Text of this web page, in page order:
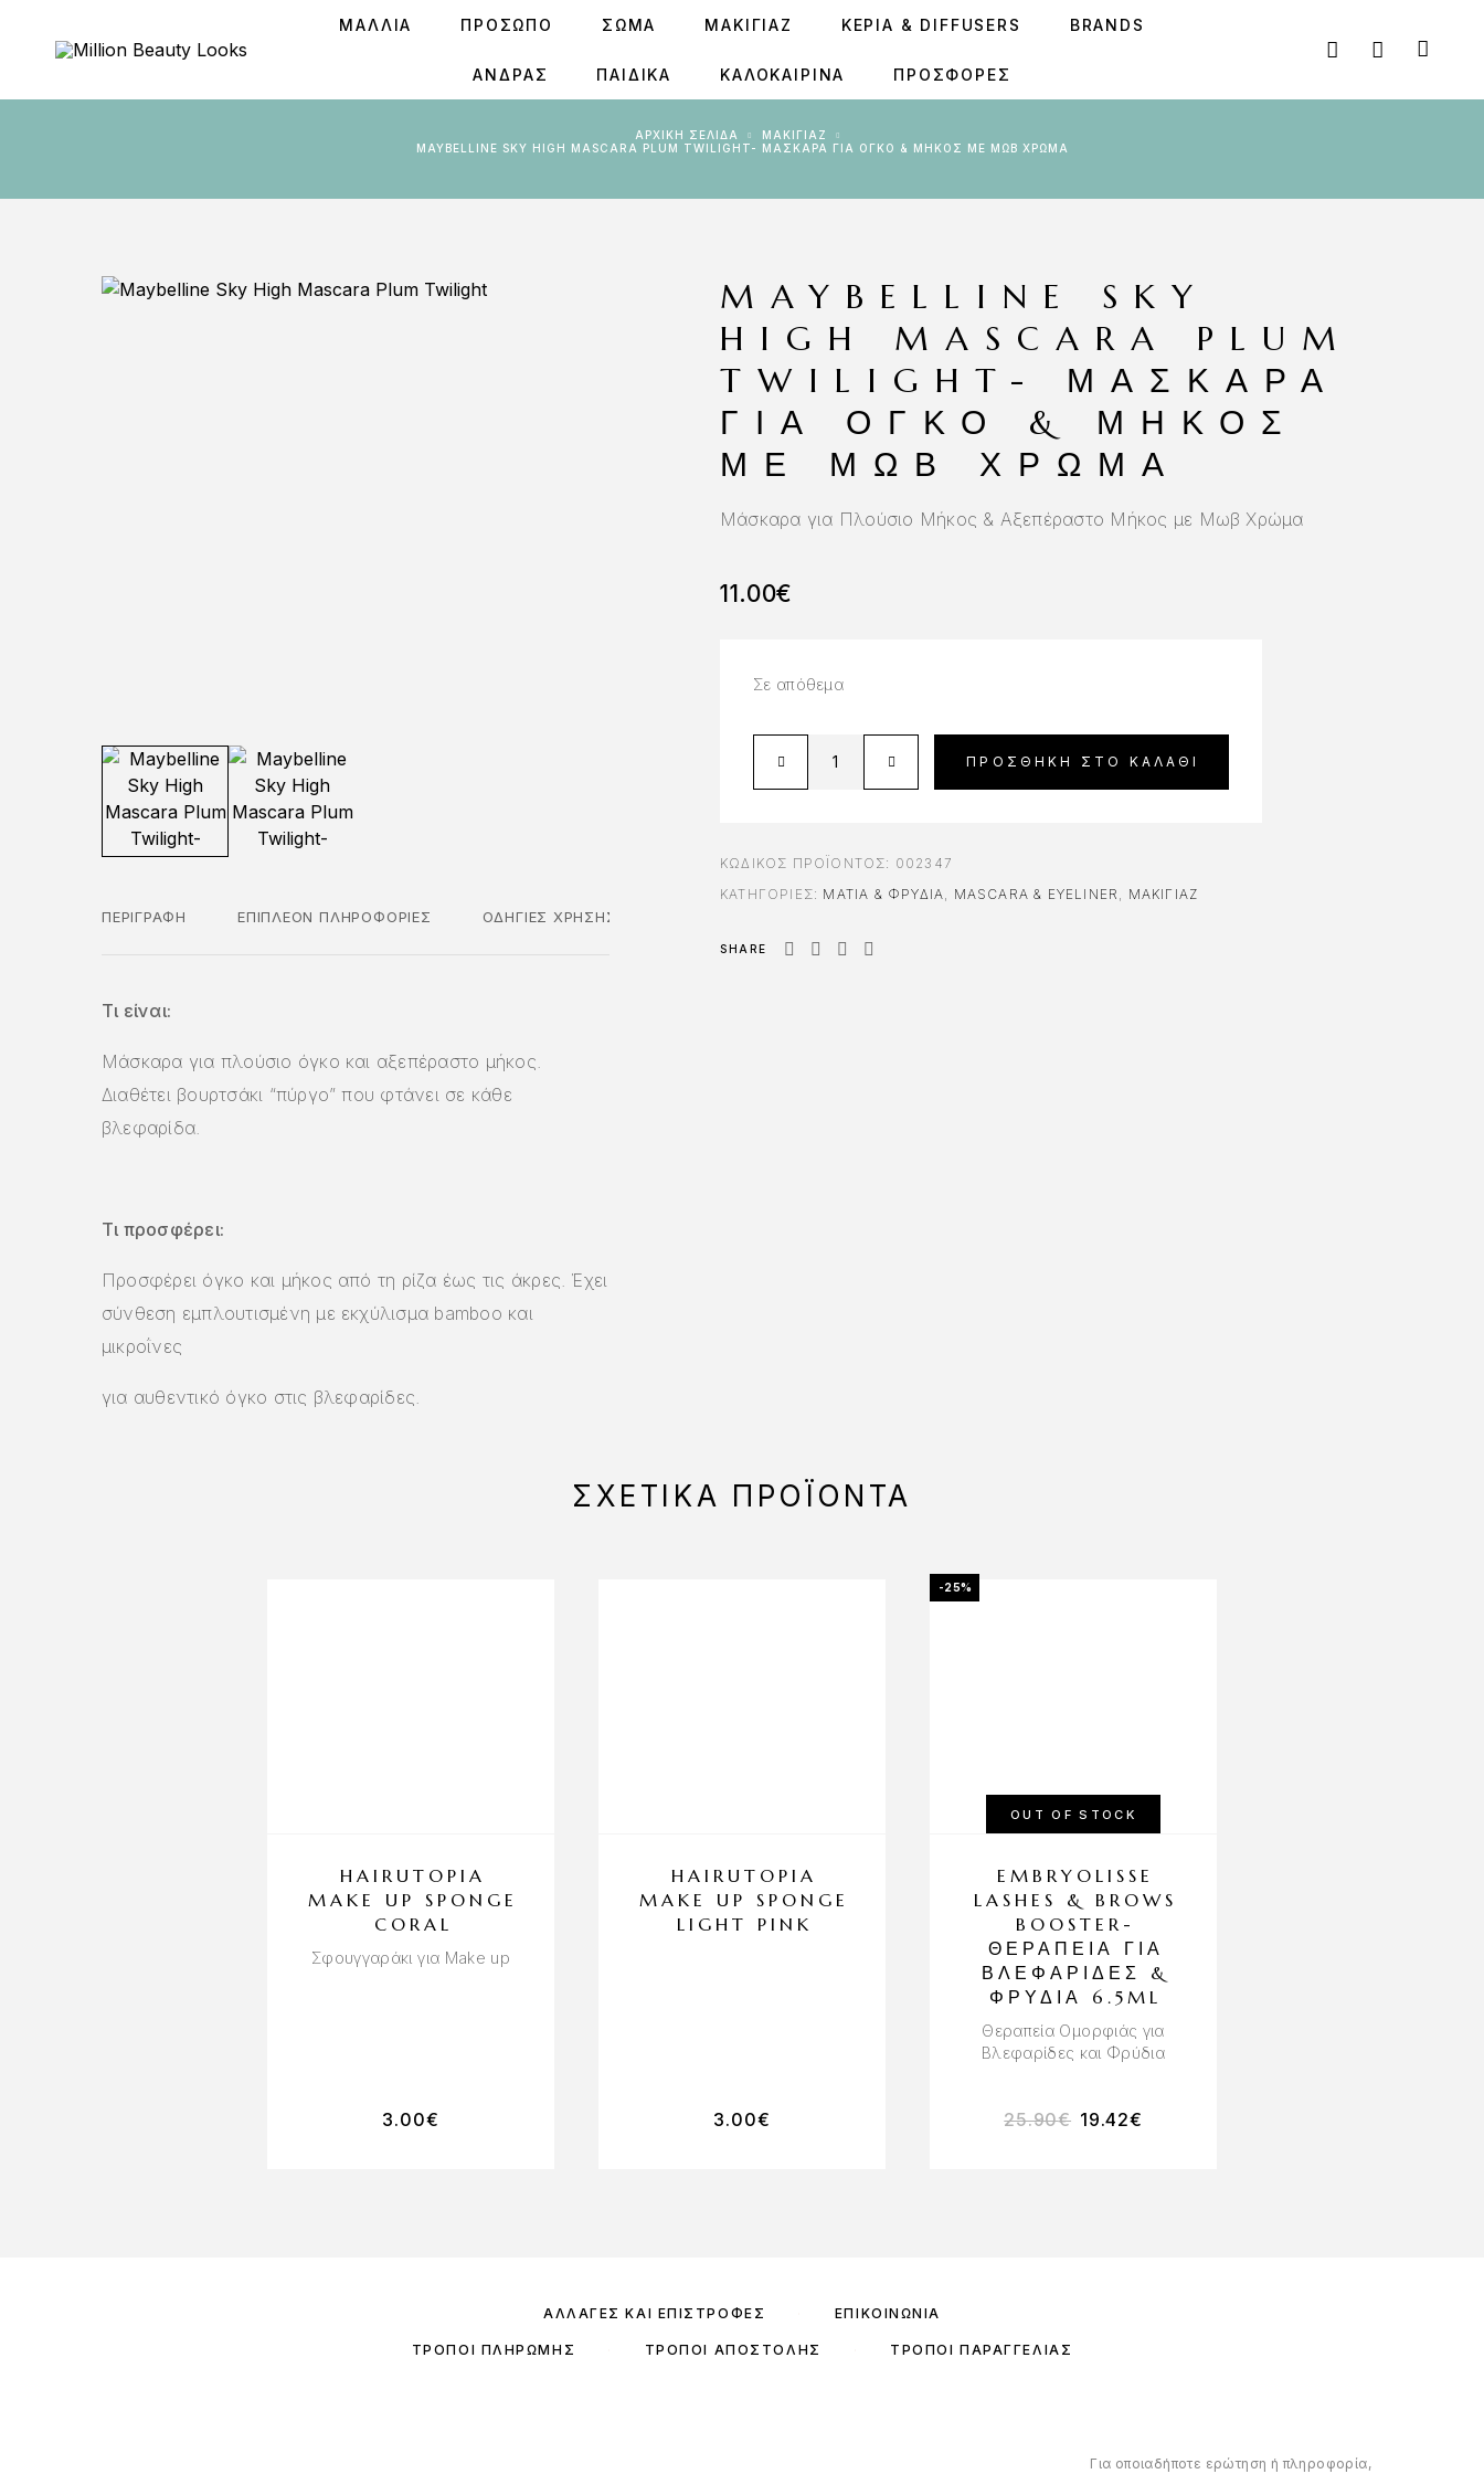
ΜΑΛΛΙΑ ΠΡΟΣΩΠΟ ΣΩΜΑ ΜΑΚΙΓΙΑΖ ΚΕΡΙΆ & DIFFUSERS BRANDS
ΆΝΔΡΑΣ ΠΑΙΔΙΚΑ ΚΑΛΟΚΑΙΡΙΝΑ ΠΡΟΣΦΟΡΕΣ
ΑΡΧΙΚΉ ΣΕΛΊΔΑ
ΜΑΚΙΓΙΑΖ
MAYBELLINE SKY HIGH MASCARA PLUM TWILIGHT- ΜΆΣΚΑΡΑ ΓΙΑ ΌΓΚΟ & ΜΉΚΟΣ ΜΕ ΜΩΒ ΧΡΏΜΑ
ΠΕΡΙΓΡΑΦΉ ΕΠΙΠΛΈΟΝ ΠΛΗΡΟΦΟΡΊΕΣ ΟΔΗΓΊΕΣ ΧΡΉΣΗΣ
Τι είναι:
Μάσκαρα για πλούσιο όγκο και αξεπέραστο μήκος.
Διαθέτει βουρτσάκι “πύργο” που φτάνει σε κάθε
βλεφαρίδα.
Τι προσφέρει:
Προσφέρει όγκο και μήκος από τη ρίζα έως τις άκρες. Έχει
σύνθεση εμπλουτισμένη με εκχύλισμα bamboo και
μικροΐνες
για αυθεντικό όγκο στις βλεφαρίδες.
MAYBELLINE SKY
HIGH MASCARA PLUM
TWILIGHT- ΜΆΣΚΑΡΑ
ΓΙΑ ΌΓΚΟ & ΜΉΚΟΣ
ΜΕ ΜΩΒ ΧΡΏΜΑ
Μάσκαρα για Πλούσιο Μήκος & Αξεπέραστο Μήκος με Μωβ Χρώμα
11.00€
Σε απόθεμα
ΠΡΟΣΘΉΚΗ ΣΤΟ ΚΑΛΆΘΙ
ΚΩΔΙΚΌΣ ΠΡΟΪΌΝΤΟΣ: 002347
ΚΑΤΗΓΟΡΊΕΣ: ΜΆΤΙΑ & ΦΡΎΔΙΑ, MASCARA & EYELINER , ΜΑΚΙΓΙΑΖ
SHARE
ΣΧΕΤΙΚΆ ΠΡΟΪΌΝΤΑ
HAIRUTOPIA
MAKE UP SPONGE
CORAL
Σφουγγαράκι για Make up
3.00€
HAIRUTOPIA
MAKE UP SPONGE
LIGHT PINK
3.00€
-25%
OUT OF STOCK
EMBRYOLISSE
LASHES & BROWS
BOOSTER-
ΘΕΡΑΠΕΊΑ ΓΙΑ
ΒΛΕΦΑΡΊΔΕΣ &
ΦΡΎΔΙΑ 6.5ML
Θεραπεία Oμορφιάς για
Βλεφαρίδες και Φρύδια
25.90€ 19.42€
ΑΛΛΑΓΈΣ ΚΑΙ ΕΠΙΣΤΡΟΦΈΣ ΕΠΙΚΟΙΝΩΝΊΑ
ΤΡΌΠΟΙ ΠΛΗΡΩΜΉΣ ΤΡΌΠΟΙ ΑΠΟΣΤΟΛΉΣ ΤΡΌΠΟΙ ΠΑΡΑΓΓΕΛΊΑΣ
Για οποιαδήποτε ερώτηση ή πληροφορία,